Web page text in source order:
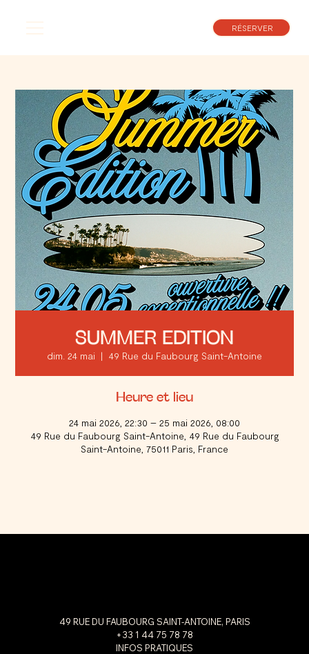
RÉSERVER
SUMMER EDITION
dim. 24 mai
  |
49 Rue du Faubourg Saint-Antoine
Heure et lieu
24 mai 2026, 22:30 – 25 mai 2026, 08:00
49 Rue du Faubourg Saint-Antoine, 49 Rue du Faubourg
Saint-Antoine, 75011 Paris, France
49 RUE DU FAUBOURG SAINT-ANTOINE, PARIS
+33 1 44 75 78 78
INFOS PRATIQUES